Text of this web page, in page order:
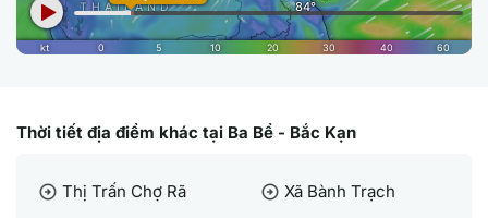
Thời tiết địa điểm khác tại Ba Bể - Bắc Kạn
arrow_circle_right Thị Trấn Chợ Rã arrow_circle_right Xã Bành Trạch